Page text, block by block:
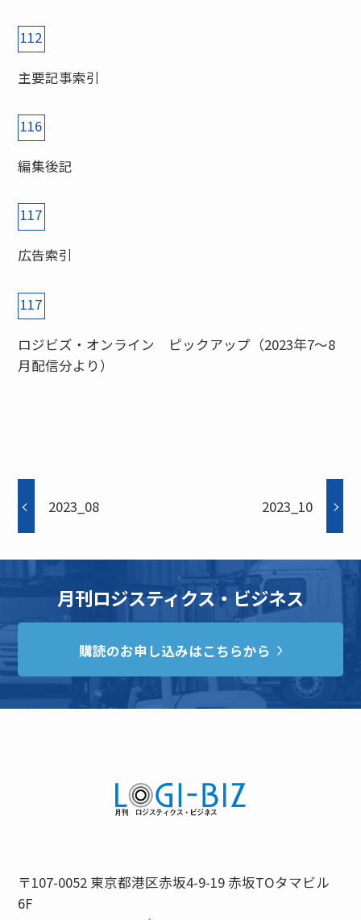
112
主要記事索引
116
編集後記
117
広告索引
117
ロジビズ・オンライン ピックアップ（2023年7〜8
月配信分より）
2023_08 2023_10
月刊ロジスティクス・ビジネス
購読のお申し込みはこちらから
〒107-0052 東京都港区赤坂4-9-19 赤坂TOタマビル
6F